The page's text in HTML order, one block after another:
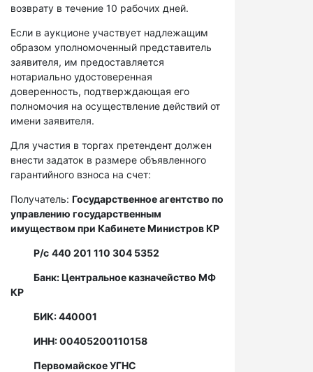
возврату в течение 10 рабочих дней.
Если в аукционе участвует надлежащим
образом уполномоченный представитель
заявителя, им предоставляется
нотариально удостоверенная
доверенность, подтверждающая его
полномочия на осуществление действий от
имени заявителя.
Для участия в торгах претендент должен
внести задаток в размере объявленного
гарантийного взноса на счет:
Получатель: Государственное агентство по
управлению государственным
имуществом при Кабинете Министров КР
Р/с 440 201 110 304 5352
Банк: Центральное казначейство МФ
КР
БИК: 440001
ИНН: 00405200110158
Первомайское УГНС